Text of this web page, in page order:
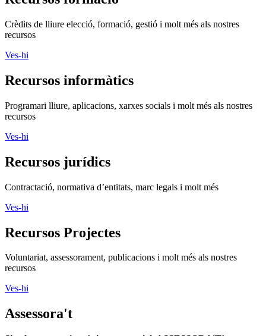
Crèdits de lliure elecció, formació, gestió i molt més als nostres
recursos
Ves-hi
Recursos informàtics
Programari lliure, aplicacions, xarxes socials i molt més als nostres
recursos
Ves-hi
Recursos jurídics
Contractació, normativa d’entitats, marc legals i molt més
Ves-hi
Recursos Projectes
Voluntariat, assessorament, publicacions i molt més als nostres
recursos
Ves-hi
Assessora't